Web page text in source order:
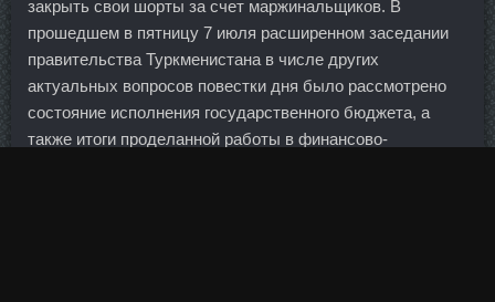
закрыть свои шорты за счет маржинальщиков. В
прошедшем в пятницу 7 июля расширенном заседании
правительства Туркменистана в числе других
актуальных вопросов повестки дня было рассмотрено
состояние исполнения государственного бюджета, а
также итоги проделанной работы в финансово-